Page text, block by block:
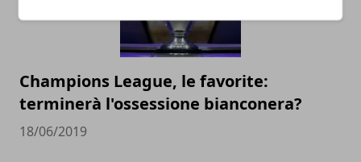
Champions League, le favorite:
terminerà l'ossessione bianconera?
18/06/2019